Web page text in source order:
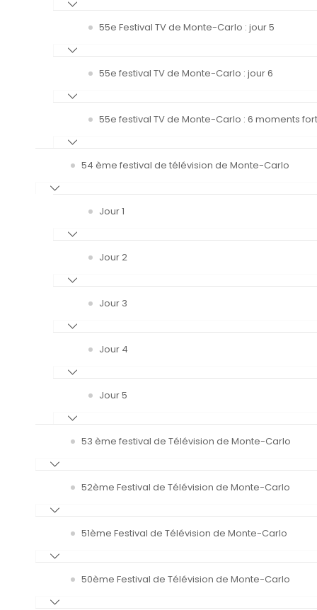
55e Festival TV de Monte-Carlo : jour 5
55e festival TV de Monte-Carlo : jour 6
55e festival TV de Monte-Carlo : 6 moments
54 ème festival de télévision de Monte-Carlo
Jour 1
Jour 2
Jour 3
Jour 4
Jour 5
53 ème festival de Télévision de Monte-Carlo
52ème Festival de Télévision de Monte-Carlo
51ème Festival de Télévision de Monte-Carlo
50ème Festival de Télévision de Monte-Carlo